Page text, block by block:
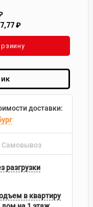
₽
доставки:
Самовывоз
разгрузки
в квартиру